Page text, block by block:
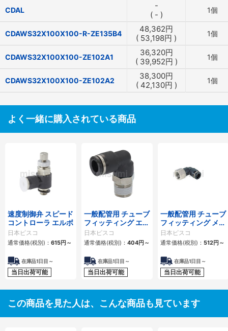
CDAL
-
( - ) 1個
CDAWS32X100X100-R-ZE135B4 48,362円
( 53,198円 ) 1個
CDAWS32X100X100-ZE102A1 36,320円
( 39,952円 ) 1個
CDAWS32X100X100-ZE102A2 38,300円
( 42,130円 ) 1個
よく一緒に購入されている商品
速度制御弁 スピード
コントローラ エルボ
日本ピスコ
通常価格(税別)： 615円 ～
在庫品1日目～
当日出荷可能
一般配管用 チューブ
フィッティング エル
ボ
日本ピスコ
通常価格(税別)： 404円 ～
在庫品1日目～
当日出荷可能
一般配管用 チューブ
フィッティング メス
エルボ
日本ピスコ
通常価格(税別)： 512円 ～
在庫品1日目～
当日出荷可能
この商品を見た人は、こんな商品も見ています